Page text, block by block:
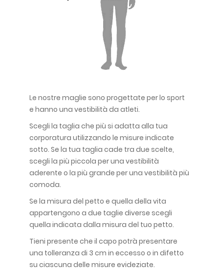
Le nostre maglie sono progettate per lo sport
e hanno una vestibilità da atleti.
Scegli la taglia che più si adatta alla tua
corporatura utilizzando le misure indicate
sotto. Se la tua taglia cade tra due scelte,
scegli la più piccola per una vestibilità
aderente o la più grande per una vestibilità più
comoda.
Se la misura del petto e quella della vita
appartengono a due taglie diverse scegli
quella indicata dalla misura del tuo petto.
Tieni presente che il capo potrà presentare
una tolleranza di 3 cm in eccesso o in difetto
su ciascuna delle misure evideziate.